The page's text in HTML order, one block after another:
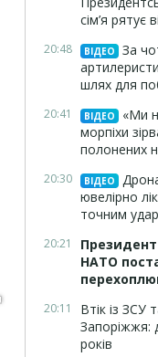
сім’я рятує
20:48 ВІДЕО
За
шлях для
20:41 ВІДЕО
«Ми
морпіхи
полонених
20:30 ВІДЕО
ювелірно
точним
20:21
Президент
НАТО
20:11
Втік із ЗСУ
Запоріжжя:
років